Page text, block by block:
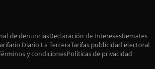
de denunciasOpens in new window
Declaración de InteresesOpens in
Remates
in new window
Diario La TerceraOpens in new window
Tarifas publicidad electoral
in new window
y condicionesPolíticas de privacidad